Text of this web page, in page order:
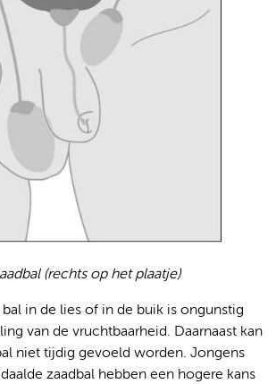
(rechts op het plaatje)
in de lies of in de buik is ongunstig
van de vruchtbaarheid. Daarnaast kan
niet tijdig gevoeld worden. Jongens
zaadbal hebben een hogere kans